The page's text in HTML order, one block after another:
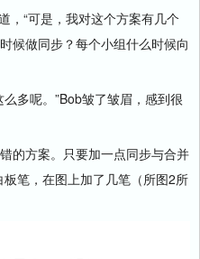
“可是，我对这个方案有几个
候做同步？每个小组什么时候向
多呢。”Bob皱了皱眉，感到很
方案。只要加一点同步与合并
笔，在图上加了几笔（所图2所